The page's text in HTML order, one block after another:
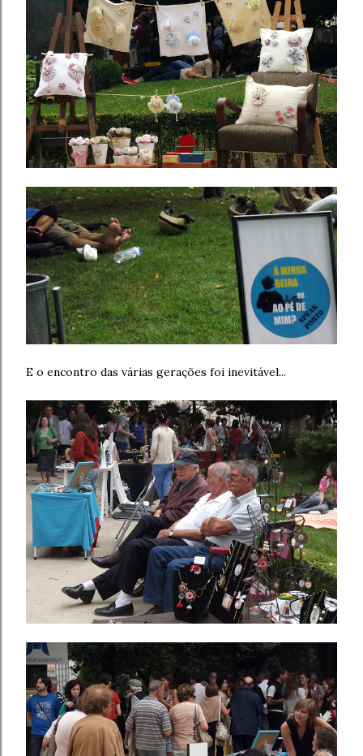
E o encontro das várias gerações foi inevitável...